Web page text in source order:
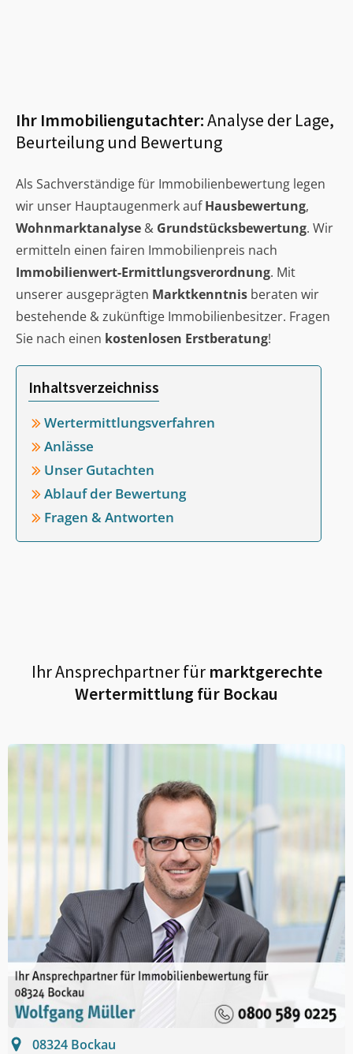
Ihr Immobiliengutachter:Analyse der Lage,
Beurteilung und Bewertung
Als Sachverständige für Immobilienbewertung legen
wir unser Hauptaugenmerk aufHausbewertung,
Wohnmarktanalyse & Grundstücksbewertung. Wir
ermitteln einen fairen Immobilienpreis nach
Immobilienwert-Ermittlungsverordnung. Mit
unserer ausgeprägten Marktkenntnis beraten wir
bestehende & zukünftige Immobilienbesitzer. Fragen
Sie nach einen kostenlosen Erstberatung!
Inhaltsverzeichniss
Wertermittlungsverfahren
Anlässe
Unser Gutachten
Ablauf der Bewertung
Fragen & Antworten
Ihr Ansprechpartner fürmarktgerechte
Wertermittlung für Bockau
08324 Bockau